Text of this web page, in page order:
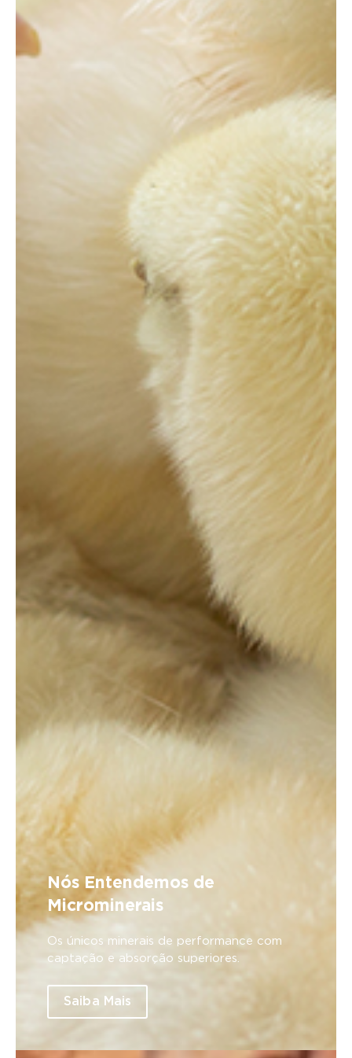
Nós Entendemos de
Microminerais
Os únicos minerais de performance com
captação e absorção superiores.
Saiba Mais